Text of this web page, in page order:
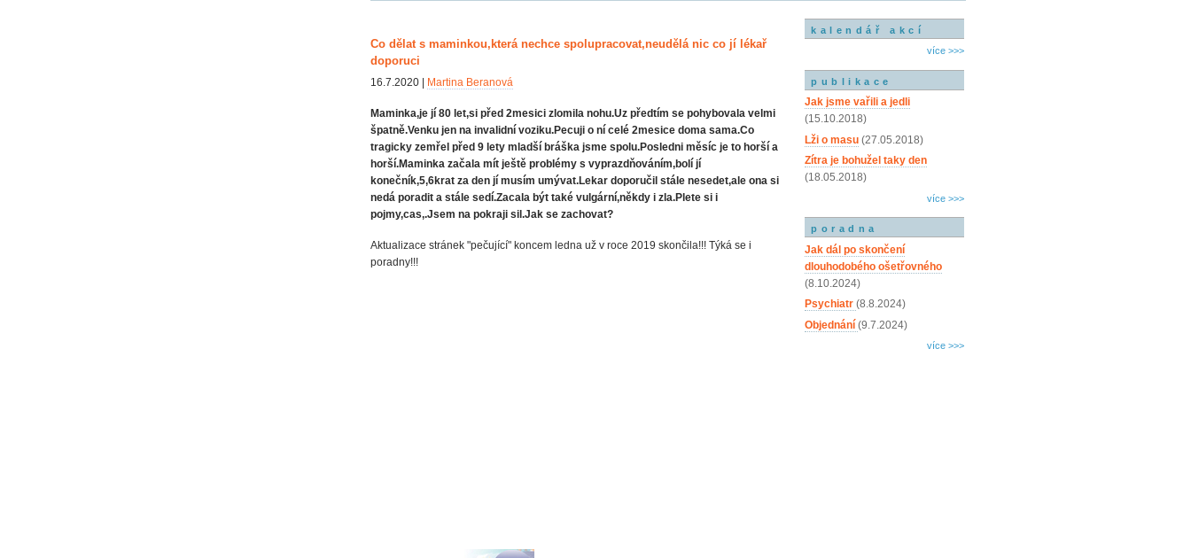
Co dělat s maminkou,která nechce spolupracovat,neudělá nic co jí lékař
doporuci
16.7.2020 | Martina Beranová
Maminka,je jí 80 let,si před 2mesici zlomila nohu.Uz předtím se pohybovala velmi
špatně.Venku jen na invalidní voziku.Pecuji o ní celé 2mesice doma sama.Co
tragicky zemřel před 9 lety mladší bráška jsme spolu.Posledni měsíc je to horší a
horší.Maminka začala mít ještě problémy s vyprazdňováním,bolí jí
konečník,5,6krat za den jí musím umývat.Lekar doporučil stále nesedet,ale ona si
nedá poradit a stále sedí.Zacala být také vulgární,někdy i zla.Plete si i
pojmy,cas,.Jsem na pokraji sil.Jak se zachovat?
Aktualizace stránek "pečující" koncem ledna už v roce 2019 skončila!!! Týká se i
poradny!!!
kalendář akcí
více >>>
publikace
Jak jsme vařili a jedli
(15.10.2018)
Lži o masu (27.05.2018)
Zítra je bohužel taky den
(18.05.2018)
více >>>
poradna
Jak dál po skončení
dlouhodobého ošetřovného
(8.10.2024)
Psychiatr (8.8.2024)
Objednání (9.7.2024)
více >>>